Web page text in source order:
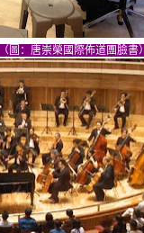
圖：唐崇榮國際佈道團臉書）